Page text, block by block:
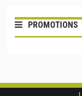
PROMOTIONS